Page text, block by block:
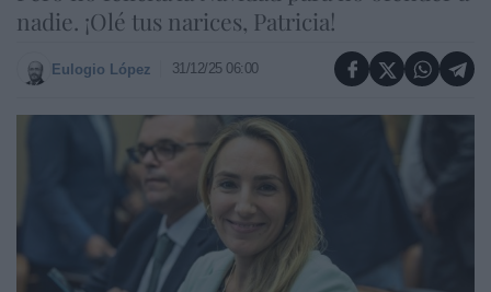
nadie. ¡Olé tus narices, Patricia!
Eulogio López 31/12/25 06:00